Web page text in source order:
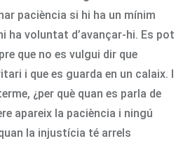
paciència si hi ha un mínim
ha voluntat d’avançar-hi. Es pot
que no es vulgui dir que
i que es guarda en un calaix. I
¿per què quan es parla de
apareix la paciència i ningú
la injustícia té arrels